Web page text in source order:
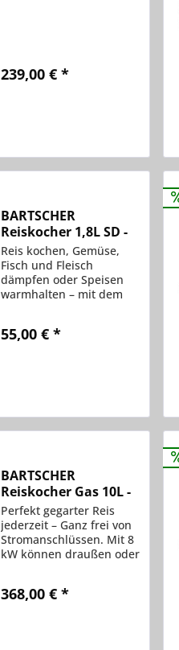
239,00 € *
BARTSCHER
Reiskocher 1,8L SD -
150528
Reis kochen, Gemüse,
Fisch und Fleisch
dämpfen oder Speisen
warmhalten – mit dem
einen vorteilhaften
55,00 € *
BARTSCHER
Reiskocher Gas 10L -
1505393
Perfekt gegarter Reis
jederzeit – Ganz frei von
Stromanschlüssen. Mit 8
kW können draußen oder
Reiskocher in
368,00 € *